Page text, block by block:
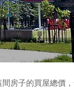
房子的買屋總價